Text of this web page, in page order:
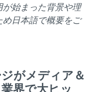
始まった背景や理
日本語で概要をご
がメディア＆
界で大ヒッ